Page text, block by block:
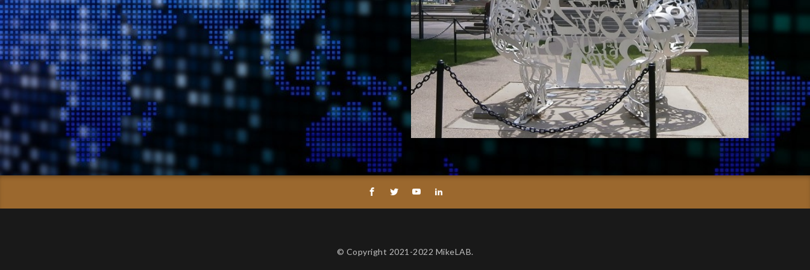
© Copyright 2021-2022 MikeLAB.